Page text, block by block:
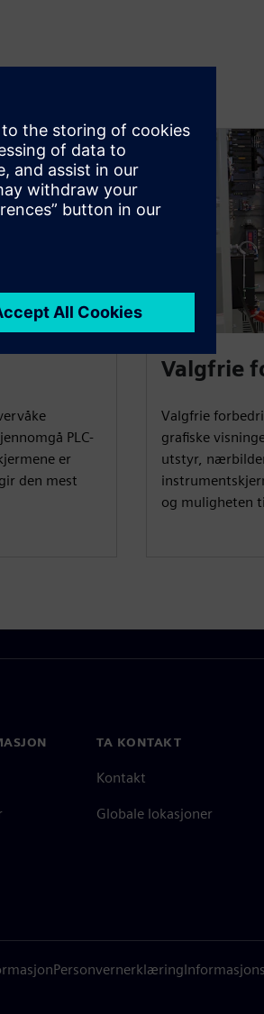
PLC-
er
den mest
Valgfrie
Valgfrie
grafiske
utstyr,
og muligheten
TA KONTAKT
Kontakt
Globale lokasjoner
Personvernerklæring